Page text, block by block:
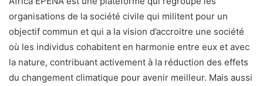
organisations de la société civile qui militent pour un
objectif commun et qui a la vision d’accroitre une société
où les individus cohabitent en harmonie entre eux et avec
la nature, contribuant activement à la réduction des effets
du changement climatique pour avenir meilleur. Mais aussi